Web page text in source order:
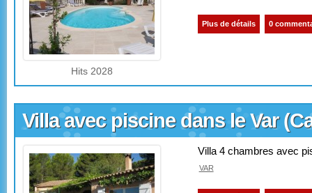
Hits 2028
Plus de détails 0
Villa avec piscine dans le Var
Villa 4 chambres avec
VAR